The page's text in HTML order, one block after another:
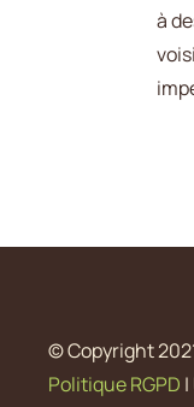
à
© Copyright
Politique RGPD